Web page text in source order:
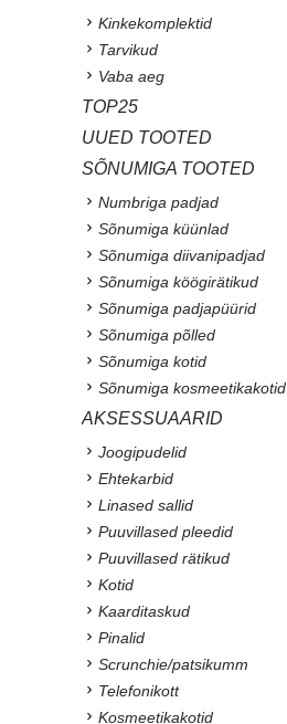
Kinkekomplektid
Tarvikud
Vaba aeg
TOP25
UUED TOOTED
SÕNUMIGA TOOTED
Numbriga padjad
Sõnumiga küünlad
Sõnumiga diivanipadjad
Sõnumiga köögirätikud
Sõnumiga padjapüürid
Sõnumiga põlled
Sõnumiga kotid
Sõnumiga kosmeetikakotid
AKSESSUAARID
Joogipudelid
Ehtekarbid
Linased sallid
Puuvillased pleedid
Puuvillased rätikud
Kotid
Kaarditaskud
Pinalid
Scrunchie/patsikumm
Telefonikott
Kosmeetikakotid